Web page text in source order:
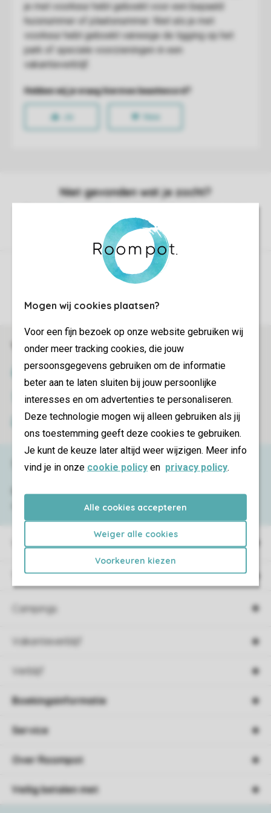
Mogen wij cookies plaatsen?
Voor een fijn bezoek op onze website gebruiken wij
onder meer tracking cookies, die jouw
persoonsgegevens gebruiken om de informatie
beter aan te laten sluiten bij jouw persoonlijke
interesses en om advertenties te personaliseren.
Deze technologie mogen wij alleen gebruiken als jij
ons toestemming geeft deze cookies te gebruiken.
Je kunt de keuze later altijd weer wijzigen. Meer info
vind je in onze cookie policy en privacy policy.
Alle cookies accepteren
Weiger alle cookies
Voorkeuren kiezen
Controle over jouw gegevens & privacy
Veilig en snel online boeken
SSL certificaat
Veilige gegevensoverdracht
Veilige betaling
Vakantieparken
Type vakantie
Campings
Vakantieverblijf
Verblijf
Service & contact
contact op met hetContact Center.
Boekingsinformatie
Service
Over Roompot
Veilig betalen met